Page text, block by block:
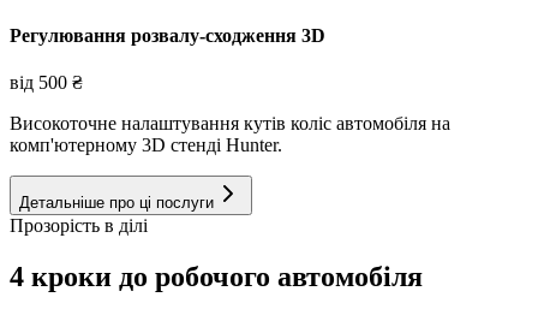
Регулювання розвалу-сходження 3D
від 500 ₴
Високоточне налаштування кутів коліс автомобіля на
комп'ютерному 3D стенді Hunter.
Детальніше про ці послуги
Прозорість в ділі
4 кроки до робочого автомобіля